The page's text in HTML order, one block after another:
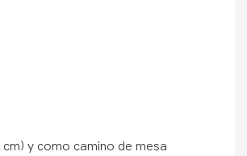
y como camino de mesa